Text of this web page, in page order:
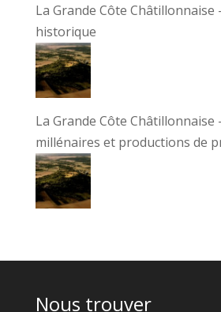
La Grande Côte
historique
La Grande Côte Châtillonnaise
millénaires et productions de
Nous trouver